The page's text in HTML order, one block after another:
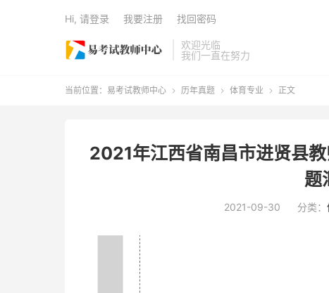
欢迎光临
我们一直在努力
Hi, 请登录 我要注册 找回密码
当前位置： 易考试教师中心  历年真题  体育专业  正文
2021年江西省南昌市进贤县
题
2021-09-30 分类：